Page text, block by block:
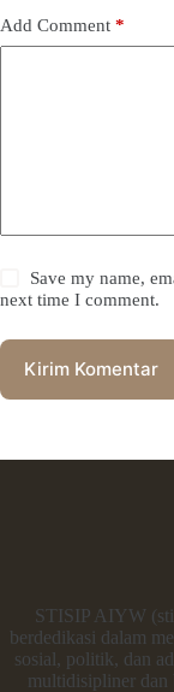
Add Comment *
Save my name,
next time I comment.
Kirim Komentar
STISIP AIYW
berdedikasi dalam
sosial, politik, dan
multidisipliner dan